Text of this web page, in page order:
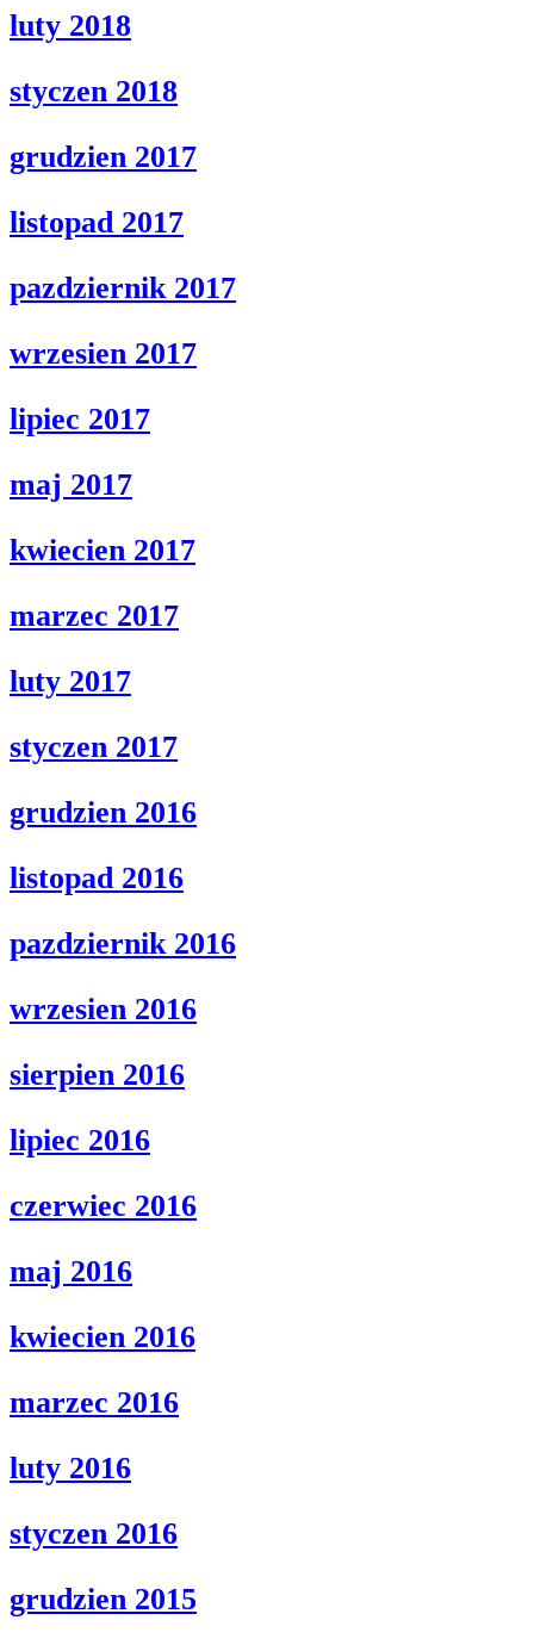
luty 2018
styczen 2018
grudzien 2017
listopad 2017
pazdziernik 2017
wrzesien 2017
lipiec 2017
maj 2017
kwiecien 2017
marzec 2017
luty 2017
styczen 2017
grudzien 2016
listopad 2016
pazdziernik 2016
wrzesien 2016
sierpien 2016
lipiec 2016
czerwiec 2016
maj 2016
kwiecien 2016
marzec 2016
luty 2016
styczen 2016
grudzien 2015